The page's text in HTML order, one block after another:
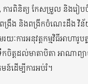
ារពិនិត្យ កែសម្រួល និងរៀ
ារពង្រឹង និងពង្រីកចំណេះដឹ
ៈការអនុវត្តកម្មវិធីអាហា
ត្តដល់មាតាបិតា អាណាព្យ
ដើម្បីការអប់រំ។